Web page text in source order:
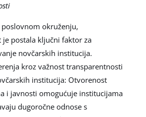
okruženju,
postala ključni faktor za
novčarskih institucija.
kroz važnost transparentnosti
institucija: Otvorenost
i javnosti omogućuje institucijama
dugoročne odnose s